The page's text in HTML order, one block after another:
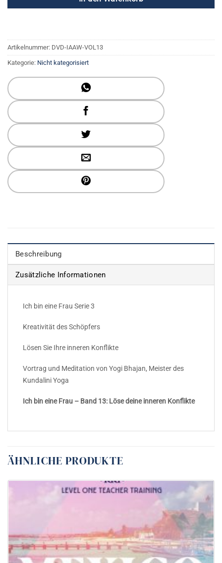
Artikelnummer: DVD-IAAW-VOL13
Kategorie: Nicht kategorisiert
Beschreibung
Zusätzliche Informationen
Ich bin eine Frau Serie 3
Kreativität des Schöpfers
Lösen Sie Ihre inneren Konflikte
Vortrag und Meditation von Yogi Bhajan, Meister des
Kundalini Yoga
Ich bin eine Frau – Band 13: Löse deine inneren Konflikte
ÄHNLICHE PRODUKTE